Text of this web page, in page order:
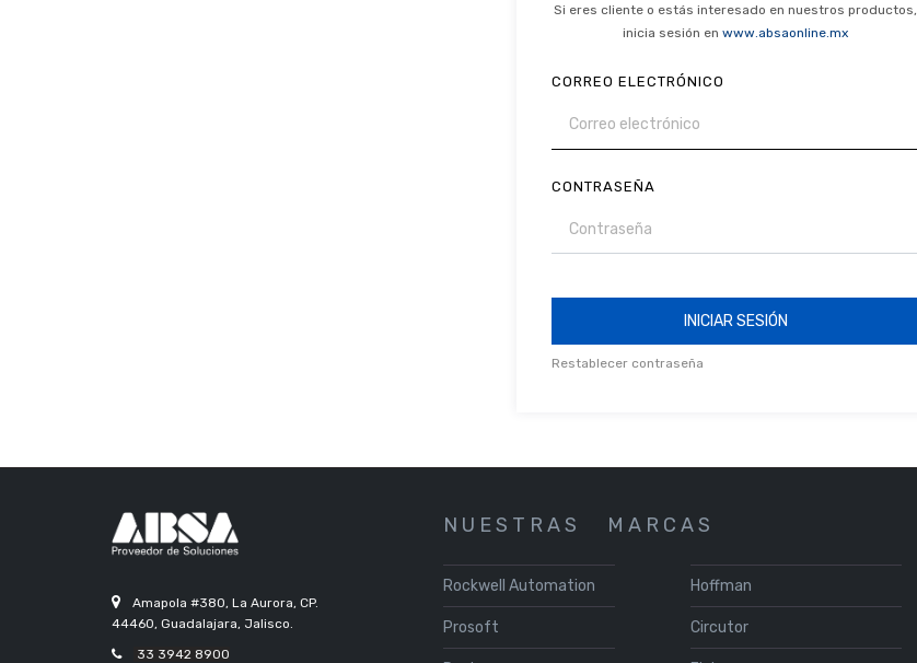
Si eres cliente o estás interesado en nuestros productos,
inicia sesión en www.absaonline.mx
CORREO ELECTRÓNICO
CONTRASEÑA
INICIAR SESIÓN
Restablecer contraseña
Amapola #380, La Aurora, CP.
44460, Guadalajara, Jalisco.
33 3942 8900
N U E S T R A S M A R C A S
Rockwell Automation
Prosoft
Hoffman
Circutor